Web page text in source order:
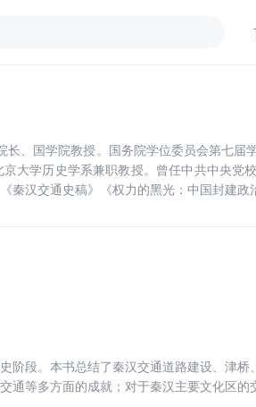
、国学院教授。国务院学位委员会第七届
大学历史学系兼职教授。曾任中共中央党
汉交通史稿》《权力的黑光：中国封建政
阶段。本书总结了秦汉交通道路建设、津桥
通等多方面的成就；对于秦汉主要文化区的